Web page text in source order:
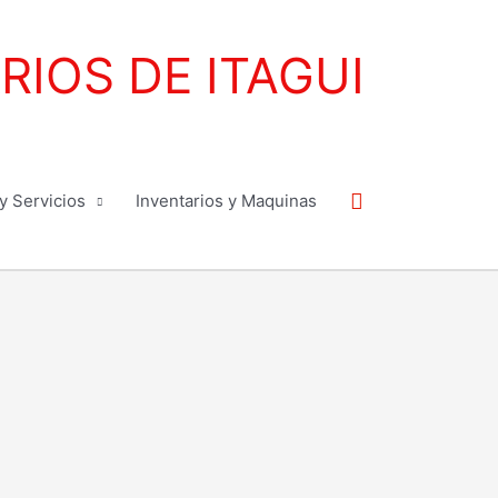
DE ITAGUI
Servicios Inventarios y Maquinas Buscar